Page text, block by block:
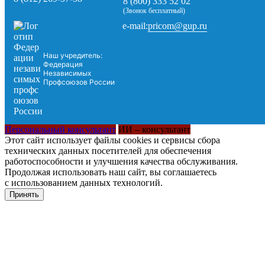
(Звонок бесплатный)
Наш учредитель:
Федерация
Независимых
Профсоюзов России
e-mail:pricom@gup.ru
Персональный консультант ИИ – консультант
Этот сайт использует файлы cookies и сервисы сбора
технических данных посетителей для обеспечения
работоспособности и улучшения качества обслуживания.
Продолжая использовать наш сайт, вы соглашаетесь
с использованием данных технологий.
Принять